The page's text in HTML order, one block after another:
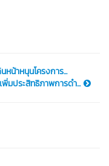
น้าหนุนโครงการ...
มประสิทธิภาพการดำ...